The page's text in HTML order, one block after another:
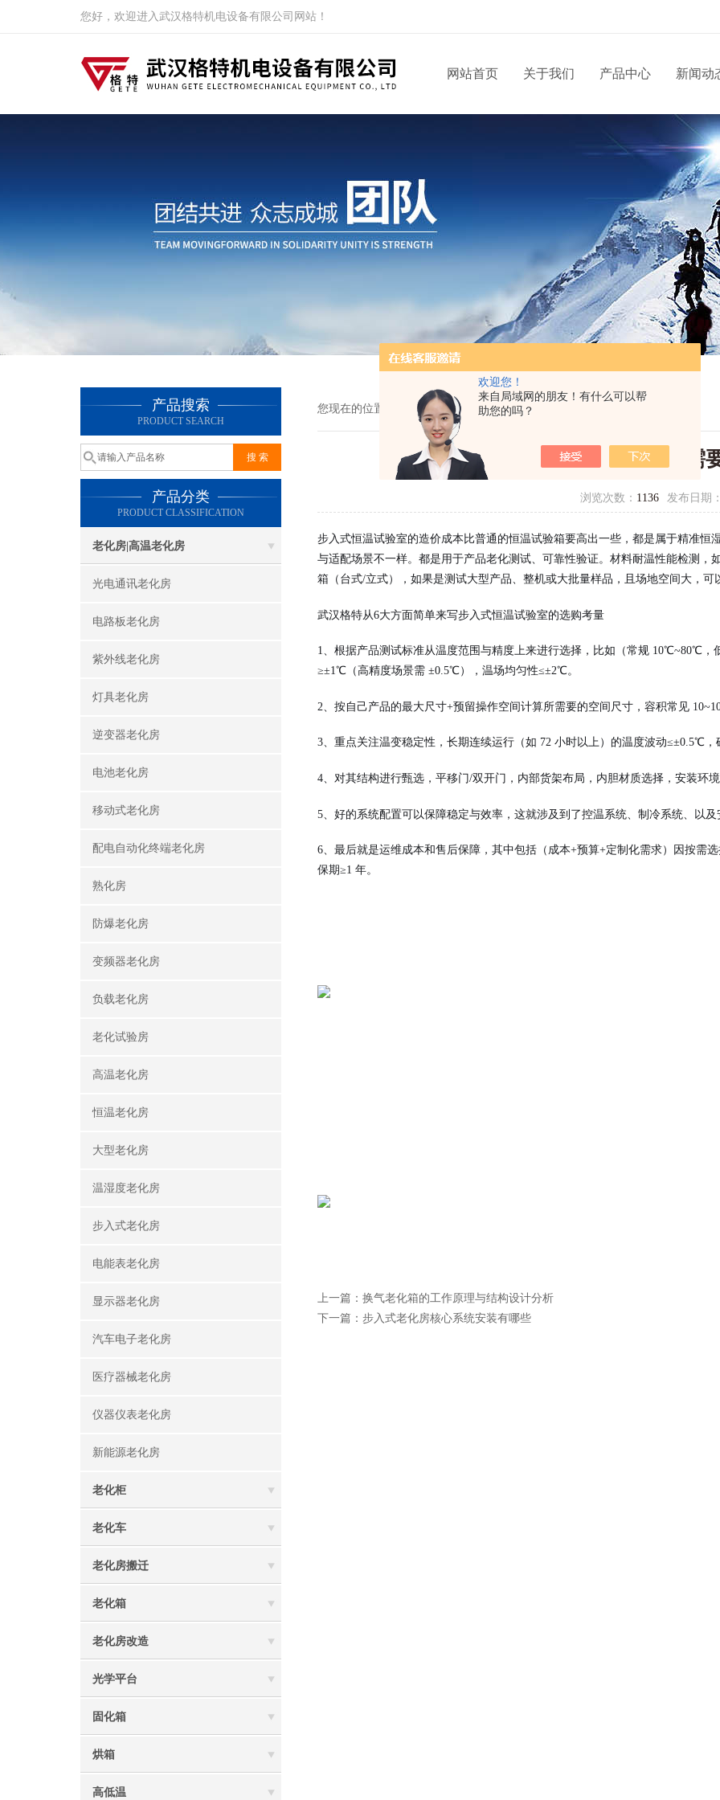
欢迎您！
来自局域网的朋友！有什么可以帮
助您的吗？
您好，欢迎进入武汉格特机电设备有限公司网站！
网站首页 关于我们 产品中心 新闻动
产品搜索
PRODUCT SEARCH
产品分类
PRODUCT CLASSIFICATION
老化房|高温老化房
光电通讯老化房
电路板老化房
紫外线老化房
灯具老化房
逆变器老化房
电池老化房
移动式老化房
配电自动化终端老化房
熟化房
防爆老化房
变频器老化房
负载老化房
老化试验房
高温老化房
恒温老化房
大型老化房
温湿度老化房
步入式老化房
电能表老化房
显示器老化房
汽车电子老化房
医疗器械老化房
仪器仪表老化房
新能源老化房
老化柜
老化车
老化房搬迁
老化箱
老化房改造
光学平台
固化箱
烘箱
高低温
您现在的位置： 首页 > 技术文章 > 选购步入式恒温试验室需要考虑哪些因素？
选购步入式恒温试验室需
浏览次数： 1136 发布日期：
步入式恒温试验室的造价成本比普通的恒温试验箱要高出一些，都是属于精准
与适配场景不一样。都是用于产品老化测试、可靠性验证。材料耐温性能检测
箱（台式/立式），如果是测试大型产品、整机或大批量样品，且场地空间大，可
武汉格特从6大方面简单来写步入式恒温试验室的选购考量
1、根据产品测试标准从温度范围与精度上来进行选择，比如（常规 10℃~80℃
≥±1℃（高精度场景需 ±0.5℃），温场均匀性≤±2℃。
2、按自己产品的最大尺寸+预留操作空间计算所需要的空间尺寸，容积常见
3、重点关注温变稳定性，长期连续运行（如 72 小时以上）的温度波动≤±0.5℃，
4、对其结构进行甄选，平移门/双开门，内部货架布局，内胆材质选择，安装环
5、好的系统配置可以保障稳定与效率，这就涉及到了控温系统、制冷系统、以
6、最后就是运维成本和售后保障，其中包括（成本+预算+定制化需求）因按需
保期≥1 年。
上一篇： 换气老化箱的工作原理与结构设计分析
下一篇： 步入式老化房核心系统安装有哪些